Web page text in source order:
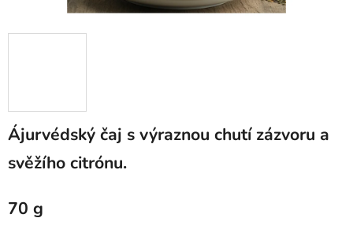
Ájurvédský čaj s výraznou chutí zázvoru a
svěžího citrónu.
70 g